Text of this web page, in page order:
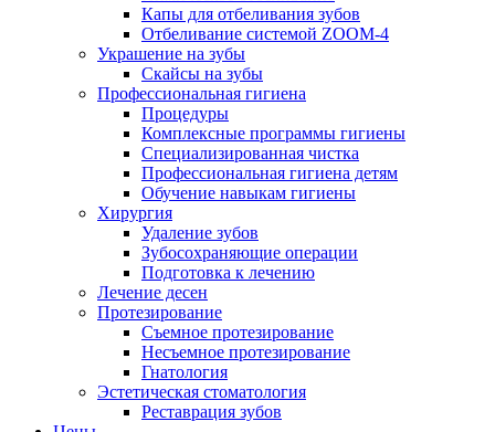
Капы для отбеливания зубов
Отбеливание системой ZOOM-4
Украшение на зубы
Скайсы на зубы
Профессиональная гигиена
Процедуры
Комплексные программы гигиены
Специализированная чистка
Профессиональная гигиена детям
Обучение навыкам гигиены
Хирургия
Удаление зубов
Зубосохраняющие операции
Подготовка к лечению
Лечение десен
Протезирование
Съемное протезирование
Несъемное протезирование
Гнатология
Эстетическая стоматология
Реставрация зубов